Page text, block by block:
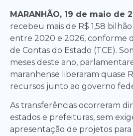
MARANHÃO, 19 de maio de
recebeu mais de R$ 1,58
entre 2020 e 2026, conforme
de Contas do Estado (TCE).
meses deste ano,
maranhense liberaram quase
recursos junto ao governo
As transferências ocorreram
estados e prefeituras, sem
apresentação de projetos